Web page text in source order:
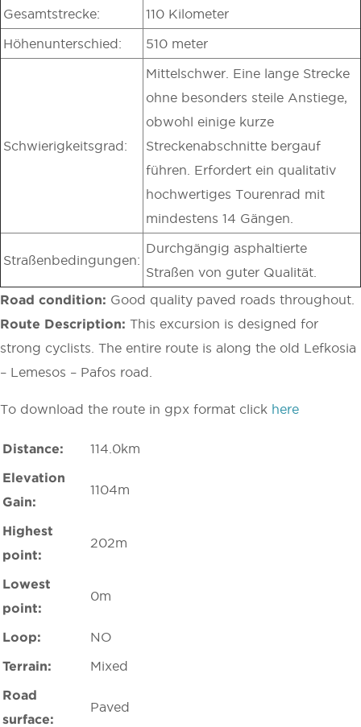
Gesamtstrecke: 110 Kilometer
Höhenunterschied: 510 meter
Schwierigkeitsgrad:
Mittelschwer. Eine lange Strecke
ohne besonders steile Anstiege,
obwohl einige kurze
Streckenabschnitte bergauf
führen. Erfordert ein qualitativ
hochwertiges Tourenrad mit
mindestens 14 Gängen.
Straßenbedingungen:
Durchgängig asphaltierte
Straßen von guter Qualität.
Road condition: Good quality paved roads throughout.
Route Description: This excursion is designed for
strong cyclists. The entire route is along the old Lefkosia
– Lemesos – Pafos road.
To download the route in gpx format click here
Distance:
114.0km
Elevation
Gain:
1104m
Highest
point:
202m
Lowest
point:
0m
Loop:
NO
Terrain:
Mixed
Road
surface:
Paved